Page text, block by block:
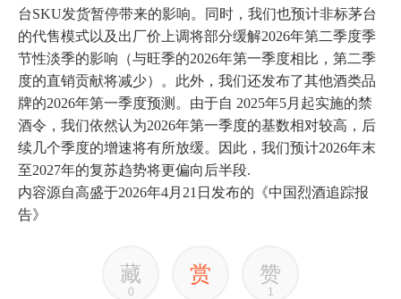
台SKU发货暂停带来的影响。同时，我们也预计非标茅台
的代售模式以及出厂价上调将部分缓解2026年第二季度季
节性淡季的影响（与旺季的2026年第一季度相比，第二季
度的直销贡献将减少）。此外，我们还发布了其他酒类品
牌的2026年第一季度预测。由于自 2025年5月起实施的禁
酒令，我们依然认为2026年第一季度的基数相对较高，后
续几个季度的增速将有所放缓。因此，我们预计2026年末
至2027年的复苏趋势将更偏向后半段.
内容源自高盛于2026年4月21日发布的《中国烈酒追踪报
告》
藏
0
赏 赞
1